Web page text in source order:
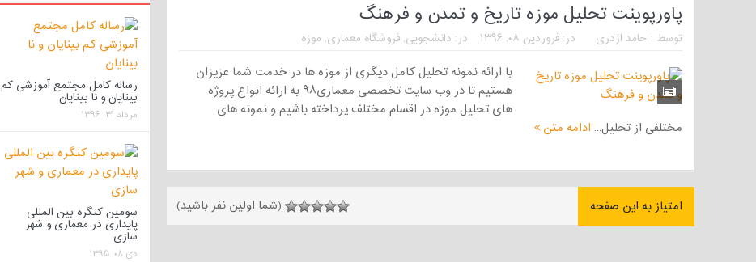
پاورپوینت تحلیل موزه تاریخ و تمدن و فرهنگ
توسط : حامد اژدری در:فروردین ۰۸, ۱۳۹۶ در: دانشجویی,فروشگاه معماری, موزه
با ارائه نمونه تحلیل کامل دیگری از موزه ها در خدمت شما عزیزان
هستیم تا در وب سایت تخصصی معماری۹۸ به ارائه انواع پروژه
های تحلیل موزه در اقسام مختلف پرداخته باشیم و نمونه های
مختلفی از تحلیل... ادامه متن
امتیاز به این صفحه (شما اولین نفر باشید)
رساله کامل مجتمع آموزشی کم
بینایان و نا بینایان
مرداد ۳۱, ۱۳۹۶
سومین کنگره بین المللی
پایداری در معماری و شهر
سازی
دی ۰۸, ۱۳۹۵